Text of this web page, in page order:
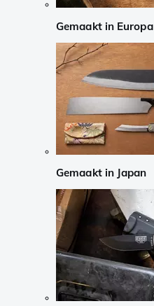
Gemaakt in Europa
Gemaakt in Japan